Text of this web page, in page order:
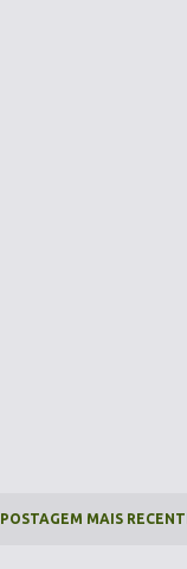
POSTAGEM MAIS